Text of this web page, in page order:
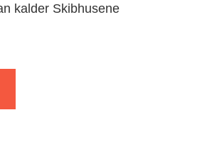
kalder Skibhusene